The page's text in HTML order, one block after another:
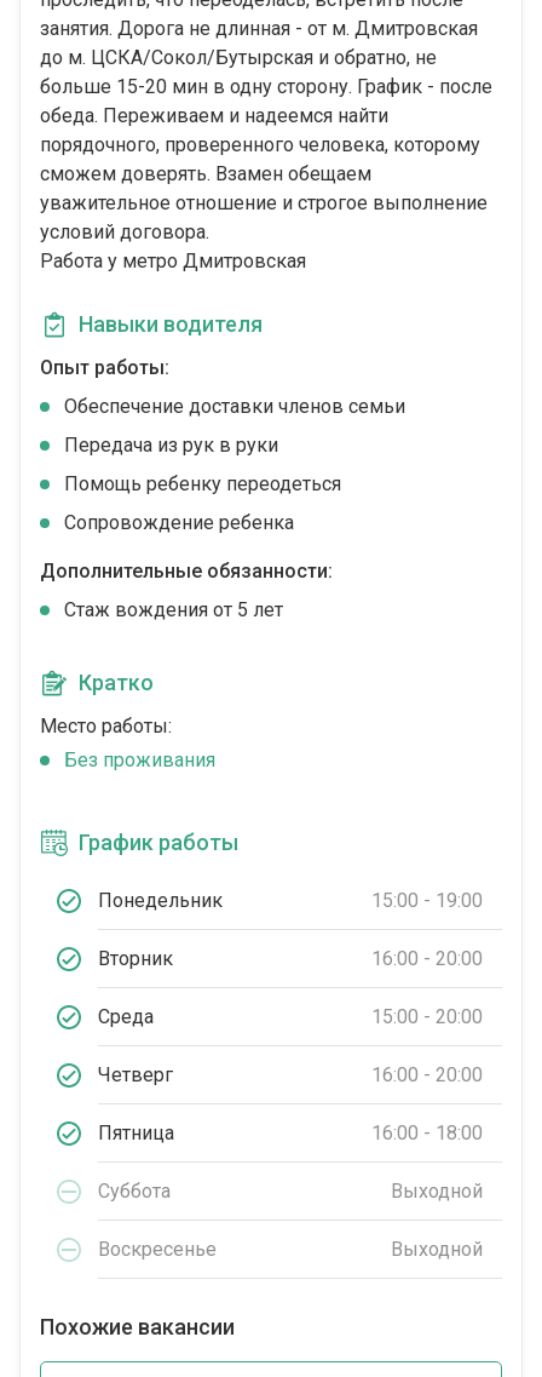
занятия. Дорога не длинная - от м. Дмитровская
до м. ЦСКА/Сокол/Бутырская и обратно, не
больше 15-20 мин в одну сторону. График - после
обеда. Переживаем и надеемся найти
порядочного, проверенного человека, которому
сможем доверять. Взамен обещаем
уважительное отношение и строгое выполнение
условий договора.
Работа у метро Дмитровская
Навыки водителя
Опыт работы:
Обеспечение доставки членов семьи
Передача из рук в руки
Помощь ребенку переодеться
Сопровождение ребенка
Дополнительные обязанности:
Стаж вождения от 5 лет
Кратко
Место работы:
Без проживания
График работы
Понедельник 15:00 - 19:00
Вторник 16:00 - 20:00
Среда 15:00 - 20:00
Четверг 16:00 - 20:00
Пятница 16:00 - 18:00
Суббота Выходной
Воскресенье Выходной
Похожие вакансии